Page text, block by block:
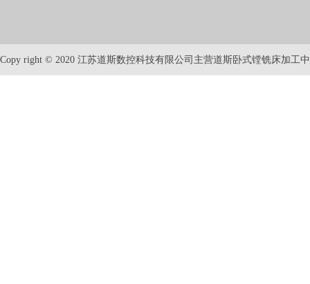
Copy right © 2020 江苏道斯数控科技有限公司主营道斯卧式镗铣床加工